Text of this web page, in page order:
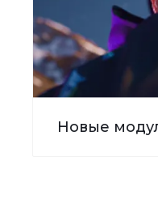
Новые